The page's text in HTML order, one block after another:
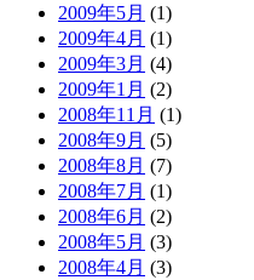
2009年5月 (1)
2009年4月 (1)
2009年3月 (4)
2009年1月 (2)
2008年11月 (1)
2008年9月 (5)
2008年8月 (7)
2008年7月 (1)
2008年6月 (2)
2008年5月 (3)
2008年4月 (3)